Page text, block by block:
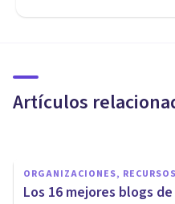
Artículos
equipo
ORGANIZACIONES,
Los 16 mejores blogs